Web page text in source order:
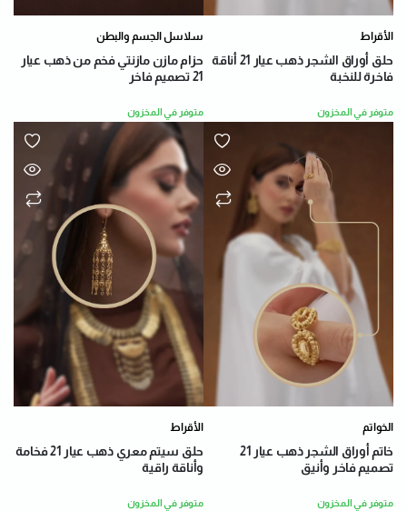
سلاسل الجسم والبطن
حزام مازن مازنتي فخم من ذهب عيار
21 تصميم فاخر
متوفر في المخزون
الأقراط
حلق أوراق الشجر ذهب عيار 21 أناقة
فاخرة للنخبة
متوفر في المخزون
الأقراط
حلق سيتم معري ذهب عيار 21 فخامة
وأناقة راقية
متوفر في المخزون
الخواتم
خاتم أوراق الشجر ذهب عيار 21
تصميم فاخر وأنيق
متوفر في المخزون